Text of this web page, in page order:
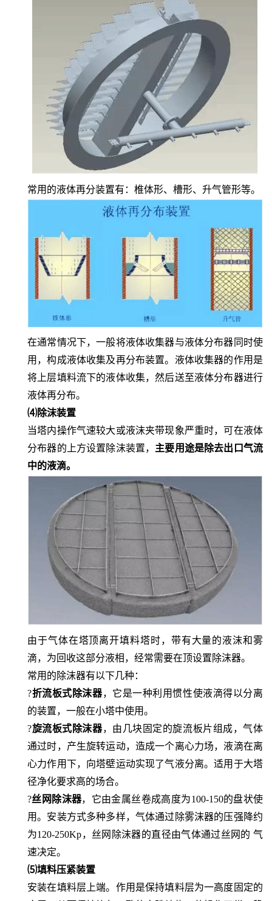
常用的液体再分装置有：椎体形、槽形、升气管形等。
在通常情况下，一般将液体收集器与液体分布器同时使
用，构成液体收集及再分布装置。液体收集器的作用是
将上层填料流下的液体收集，然后送至液体分布器进行
液体再分布。
⑷除沫装置
当塔内操作气速较大或液沫夹带现象严重时，可在液体
分布器的上方设置除沫装置， 主要用途是除去出口气流
中的液滴。
由于气体在塔顶离开填料塔时，带有大量的液沫和雾
滴，为回收这部分液相，经常需要在顶设置除沫器。
常用的除沫器有以下几种：
?折流板式除沫器，它是一种利用惯性使液滴得以分离
的装置，一般在小塔中使用。
?旋流板式除沫器，由几块固定的旋流板片组成，气体
通过时，产生旋转运动，造成一个离心力场，液滴在离
心力作用下，向塔壁运动实现了气液分离。适用于大塔
径净化要求高的场合。
?丝网除沫器，它由金属丝卷成高度为100-150的盘状使
用。安装方式多种多样，气体通过除雾沫器的压强降约
为120-250Kp，丝网除沫器的直径由气体通过丝网的 气
速决定。
⑸填料压紧装置
安装在填料层上端。作用是保持填料层为一高度固定的